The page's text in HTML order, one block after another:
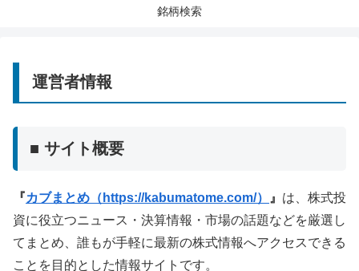
銘柄検索
運営者情報
■ サイト概要
『カブまとめ（https://kabumatome.com/） 』 は、株式投
資に役立つニュース・決算情報・市場の話題などを厳選し
てまとめ、誰もが手軽に最新の株式情報へアクセスできる
ことを目的とした情報サイトです。